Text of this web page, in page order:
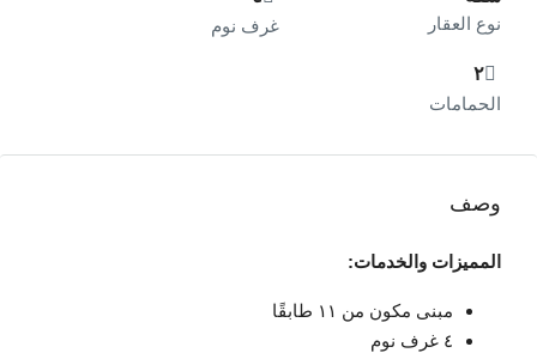
نوع العقار
غرف نوم
٢
الحمامات
وصف
المميزات والخدمات:
مبنى مكون من ١١ طابقًا
٤ غرف نوم